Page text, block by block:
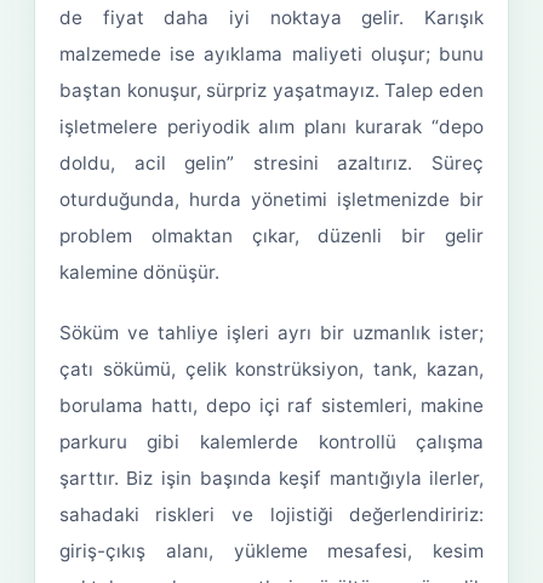
de fiyat daha iyi noktaya gelir. Karışık
malzemede ise ayıklama maliyeti oluşur; bunu
baştan konuşur, sürpriz yaşatmayız. Talep eden
işletmelere periyodik alım planı kurarak “depo
doldu, acil gelin” stresini azaltırız. Süreç
oturduğunda, hurda yönetimi işletmenizde bir
problem olmaktan çıkar, düzenli bir gelir
kalemine dönüşür.
Söküm ve tahliye işleri ayrı bir uzmanlık ister;
çatı sökümü, çelik konstrüksiyon, tank, kazan,
borulama hattı, depo içi raf sistemleri, makine
parkuru gibi kalemlerde kontrollü çalışma
şarttır. Biz işin başında keşif mantığıyla ilerler,
sahadaki riskleri ve lojistiği değerlendiririz:
giriş-çıkış alanı, yükleme mesafesi, kesim